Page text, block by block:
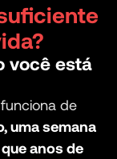
você está
de
uma semana
anos de